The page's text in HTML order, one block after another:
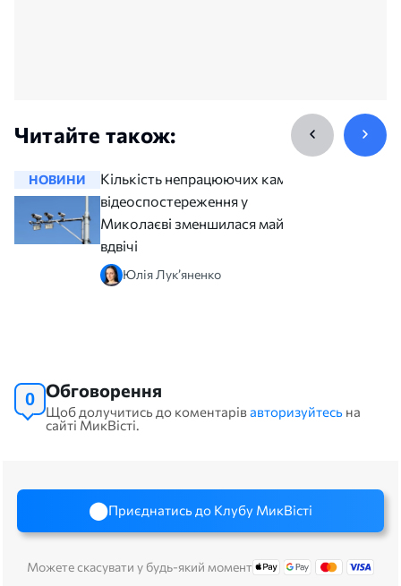
Читайте також:
НОВИНИ
Кількість непрацюючих камер
відеоспостереження у
Миколаєві зменшилася майже
вдвічі
Юлія Лук’яненко
0 Обговорення
Щоб долучитись до коментарівавторизуйтесь на
сайті МикВісті.
Приєднатись до Клубу МикВісті
Можете скасувати у будь-який момент